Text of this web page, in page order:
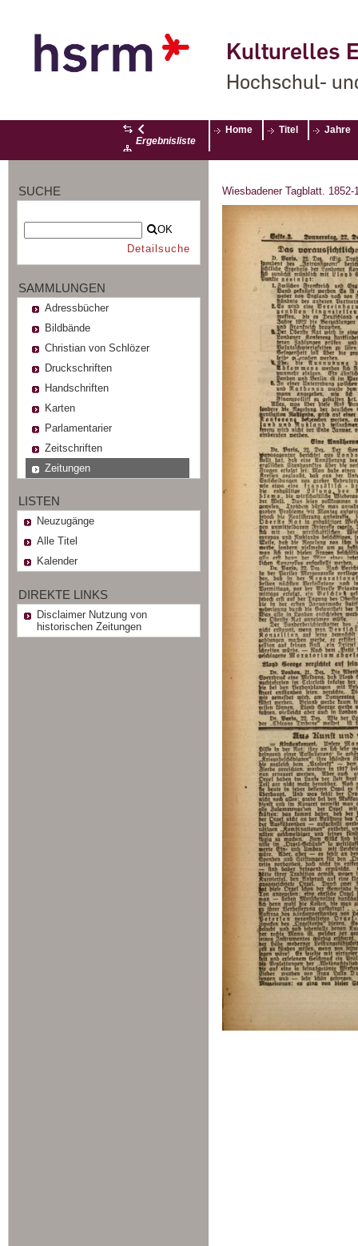
Kulturelles
Hochschul-
Ergebnisliste
Home Titel Jahre
SUCHE
OK
Detailsuche
SAMMLUNGEN
Adressbücher
Bildbände
Christian von Schlözer
Druckschriften
Handschriften
Karten
Parlamentarier
Zeitschriften
Zeitungen
LISTEN
Neuzugänge
Alle Titel
Kalender
DIREKTE LINKS
Disclaimer Nutzung von
historischen Zeitungen
Wiesbadener Tagblatt. 1852-